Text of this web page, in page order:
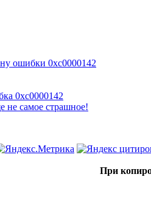
ошибки 0xc0000142
0xc0000142
не самое страшное!
При